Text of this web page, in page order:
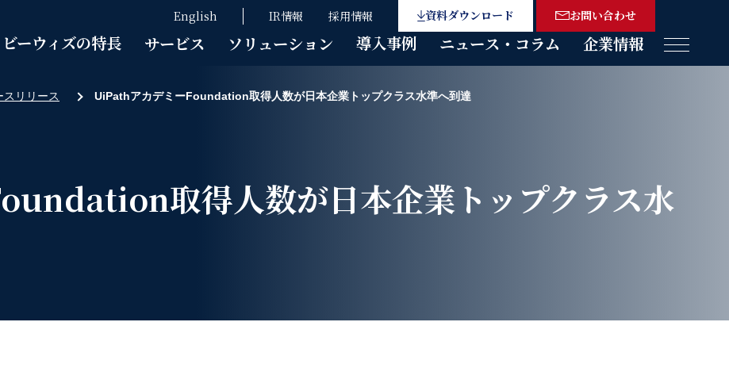
English IR情報 採用情報 資料ダウンロード お問い合わせ
ビーウィズの特長 サービス ソリューション 導入事例 ニュース・コラム 企業情報 メニュ
スリリース UiPathアカデミーFoundation取得人数が日本企業トップクラス水準へ到達
取得人数が日本企業トップクラス水